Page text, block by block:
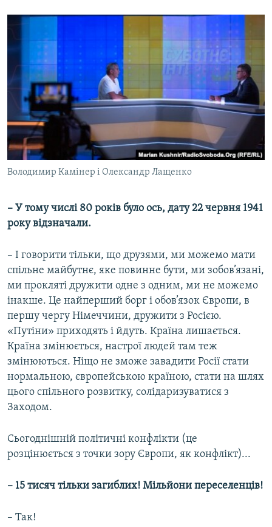
Володимир Камінер і Олександр Лащенко
– У тому числі 80 років було ось, дату 22 червня 1941
року відзначали.
– І говорити тільки, що друзями, ми можемо мати
спільне майбутнє, яке повинне бути, ми зобов’язані,
ми прокляті дружити одне з одним, ми не можемо
інакше. Це найперший борг і обов’язок Європи, в
першу чергу Німеччини, дружити з Росією.
«Путіни» приходять і йдуть. Країна лишається.
Країна змінюється, настрої людей там теж
змінюються. Ніщо не зможе завадити Росії стати
нормальною, європейською країною, стати на шлях
цього спільного розвитку, солідаризуватися з
Заходом.
Сьогоднішній політичні конфлікти (це
розцінюється з точки зору Європи, як конфлікт)...
– 15 тисяч тільки загиблих! Мільйони переселенців!
– Так!